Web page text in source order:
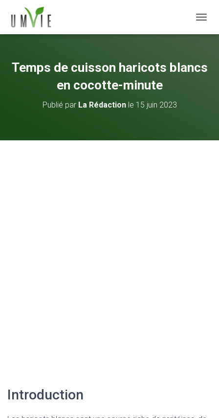
Temps de cuisson haricots blancs
en cocotte-minute
Publié par La Rédactionle 15 juin 2023
Introduction